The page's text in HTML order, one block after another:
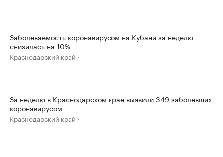
Заболеваемость коронавирусом на Кубани за неделю
снизилась на 10%
Краснодарский край
За неделю в Краснодарском крае выявили 349 заболевших
коронавирусом
Краснодарский край